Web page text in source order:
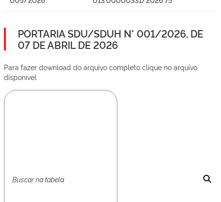
PORTARIA SDU/SDUH N° 001/2026, DE
07 DE ABRIL DE 2026
Para fazer download do arquivo completo clique no arquivo
disponível